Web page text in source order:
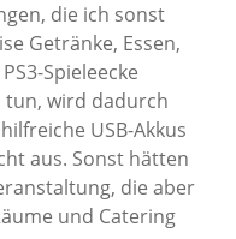
die ich sonst
Getränke, Essen,
Spieleecke
tun, wird dadurch
USB-Akkus
aus. Sonst hätten
die aber
und Catering